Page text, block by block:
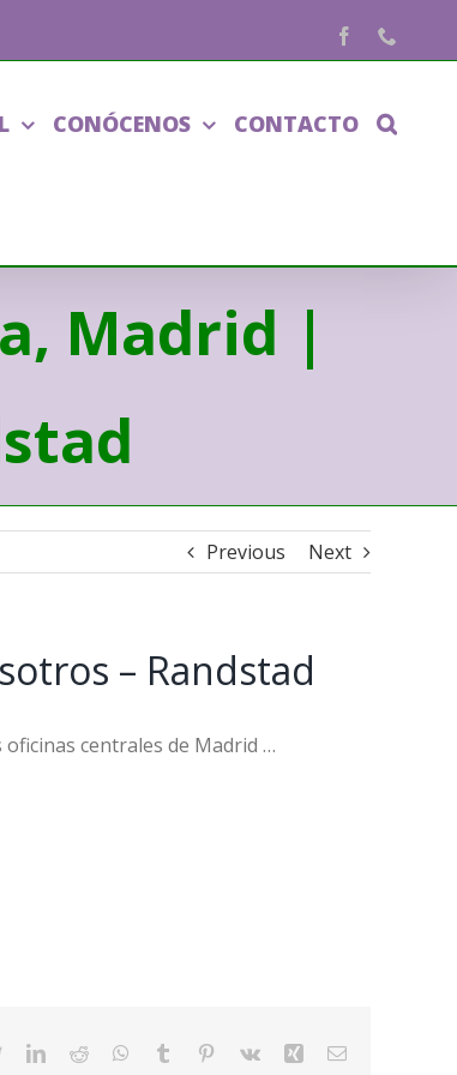
Facebook
CONÓCENOS CONTACTO
Madrid |
Previous Next
– Randstad
centrales de Madrid …
TwitterLinkedIn
Reddit WhatsApp
Tumblr Pinterest
Vk Xing Email